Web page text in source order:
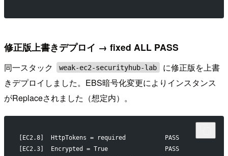
修正版上書きデプロイ → fixed ALL PASS
同一スタック weak-ec2-securityhub-lab
に修正版を上書
きデプロイしました。EBS暗号化変更によりインスタンス
がReplaceされました（想定内）。
[EC2.8]  HttpTokens = required           PASS
[EC2.3]  Encrypted = True                PASS